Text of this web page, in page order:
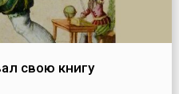
свою книгу